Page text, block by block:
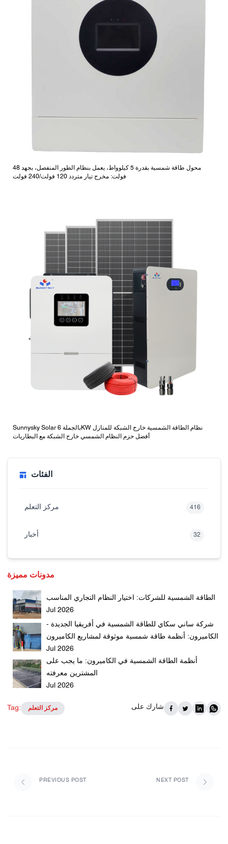
محول طاقة شمسية بقدرة 5 كيلوواط، يعمل بنظام الطور المنفصل، بجهد 48
فولت: مخرج تيار متردد 120 فولت/240 فولت
Sunnysky Solar بالجملة 6KW نظام الطاقة الشمسية خارج الشبكة للمنازل
أفضل حزم النظام الشمسي خارج الشبكة مع البطاريات
الفئات
مركز التعلم 416
أخبار 32
مدونات مميزة
الطاقة الشمسية للشركات: اختيار النظام التجاري المناسب
Jul 2026
شركة ساني سكاي للطاقة الشمسية في أفريقيا الجديدة -
الكاميرون: أنظمة طاقة شمسية موثوقة لمشاريع الكاميرون
Jul 2026
أنظمة الطاقة الشمسية في الكاميرون: ما يجب على
المشترين معرفته
Jul 2026
Tag: مركز التعلم شارك على
PREVIOUS POST NEXT POST